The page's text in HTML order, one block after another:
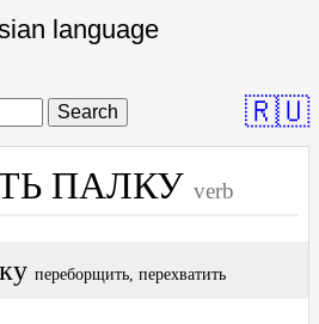
language
Search 🇷🇺
ПАЛКУ verb
переборщить, перехватить